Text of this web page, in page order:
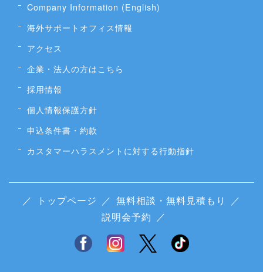
Company Information (English)
海外サポートオフィス情報
アクセス
企業・法人の方はこちら
採用情報
個人情報保護方針
申込条件書・約款
カスタマーハラスメントに対する行動指針
／ トップページ ／ 無料相談・無料見積もり
／
説明会予約 ／